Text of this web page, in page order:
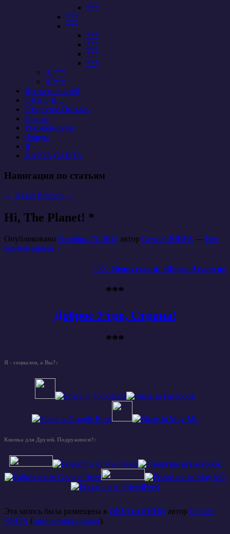
***
***
***
***
***
***
***
3. ***
4. ***
Лента новостей
ОКНО В…
Открытое Письмо
Планы
Рекомен-дуем
Форум
Я
КАРТА САЙТА
Навигация по статьям
← Назад Вперед →
Hi, The Planet! *
Опубликовано Октябрь 15, 2012 автор Сергей ЮНГА — Нет
комментариев ↓
<<< Вернуться в: «Видео-Ассорти»
***
Доброе Утро, Страна!
***
Я - социален, а Вы?:
Кнопка для Друзей. Подружимся?:
Эта запись была размещена в ОКНО в КИНО автор Сергей
ЮНГА (постоянная ссылка).